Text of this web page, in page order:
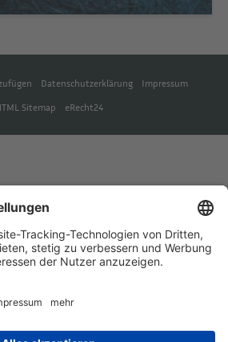
Datenschutzerklärung
Impressum
Sitemap
eRecht24